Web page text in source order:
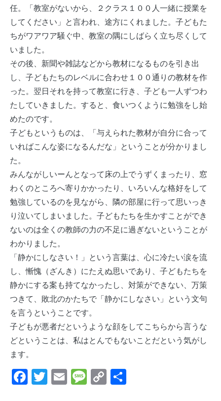
任。「教室がないから、２クラス１００人一緒に授業を
してください」と言われ、途方にくれました。子どもた
ちがワアワア騒ぐ中、教室の隅にしばらく立ち尽くして
いました。
その後、新聞や雑誌などから教材になるものを引き出
し、子どもたちのレベルに合わせ１００通りの教材を作
った。翌日それを持って教室に行き、子ども一人ずつわ
たしていきました。すると、食いつくように勉強をし始
めたのです。
子どもというものは、「与えられた教材が自分に合って
いればこんな姿になるんだな」ということが分かりまし
た。
みんながしいーんとなって床の上でうずくまったり、窓
わくのところへ寄りかかったり、いろいんな格好をして
勉強しているのを見ながら、隣の部屋に行って思いっき
り泣いてしまいました。子どもたちを生かすことができ
ないのは全くの教師の力の不足に過ぎないということが
わかりました。
「静かにしなさい！」という言葉は、心に冷たい涙を流
し、慚愧（ざんき）にたえぬ思いであり、子どもたちを
静かにする案も持てなかったし、対策ができない、万策
つきて、敗北のかたちで「静かにしなさい」という文句
を言うということです。
子どもが悪者だというような顔をしてこちらから言うな
どということは、私はとんでもないことだという気がし
ます。
Facebook
Twitter
EmailMessage
Copy